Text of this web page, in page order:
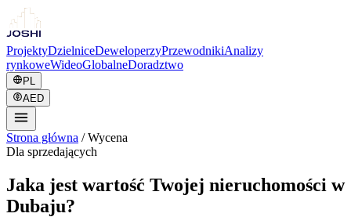
ProjektyDzielniceDeweloperzyPrzewodnikiAnalizy
rynkoweWideoGlobalneDoradztwo
PL
AED
Strona główna /Wycena
Dla sprzedających
Jaka jest wartość Twojej nieruchomości w
Dubaju?